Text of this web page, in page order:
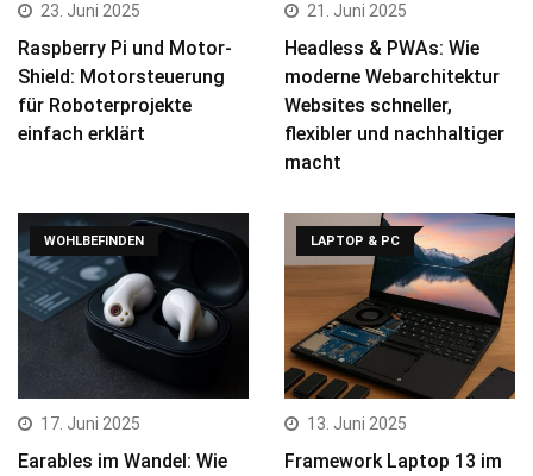
23. Juni 2025
Raspberry Pi und Motor-
Shield: Motorsteuerung
für Roboterprojekte
einfach erklärt
21. Juni 2025
Headless & PWAs: Wie
moderne Webarchitektur
Websites schneller,
flexibler und nachhaltiger
macht
WOHLBEFINDEN
17. Juni 2025
Earables im Wandel: Wie
LAPTOP & PC
13. Juni 2025
Framework Laptop 13 im